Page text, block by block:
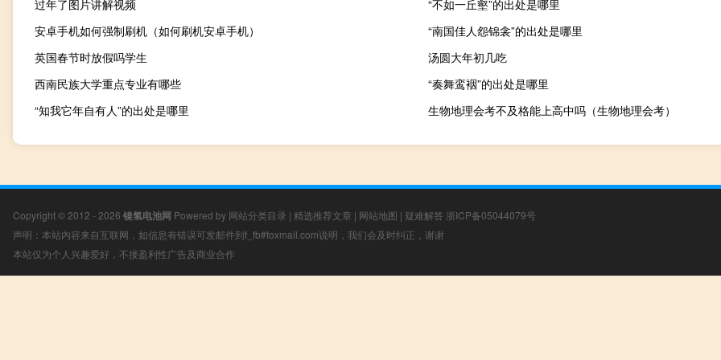
过年了图片讲解视频
“不如一丘壑”的出处是哪里
安卓手机如何强制刷机（如何刷机安卓手机）
“南国佳人怨锦衾”的出处是哪里
英国春节时放假吗学生
汤圆大年初几吃
西南民族大学重点专业有哪些
“奏舞鸾裀”的出处是哪里
“知我它年自有人”的出处是哪里
生物地理会考不及格能上高中吗（生物地理会考）
Copyright © 2012 - 2026 镍氢电池网 Powered by 网站分类目录 | 精选推荐文章 | 网站地图 | 疑难解答 浙ICP备05044079号
声明：本站内容来自互联网，如信息有错误可发邮件到f_fb#foxmail.com说明，我们会及时纠正，谢谢
本站仅为个人兴趣爱好，不接盈利性广告及商业合作